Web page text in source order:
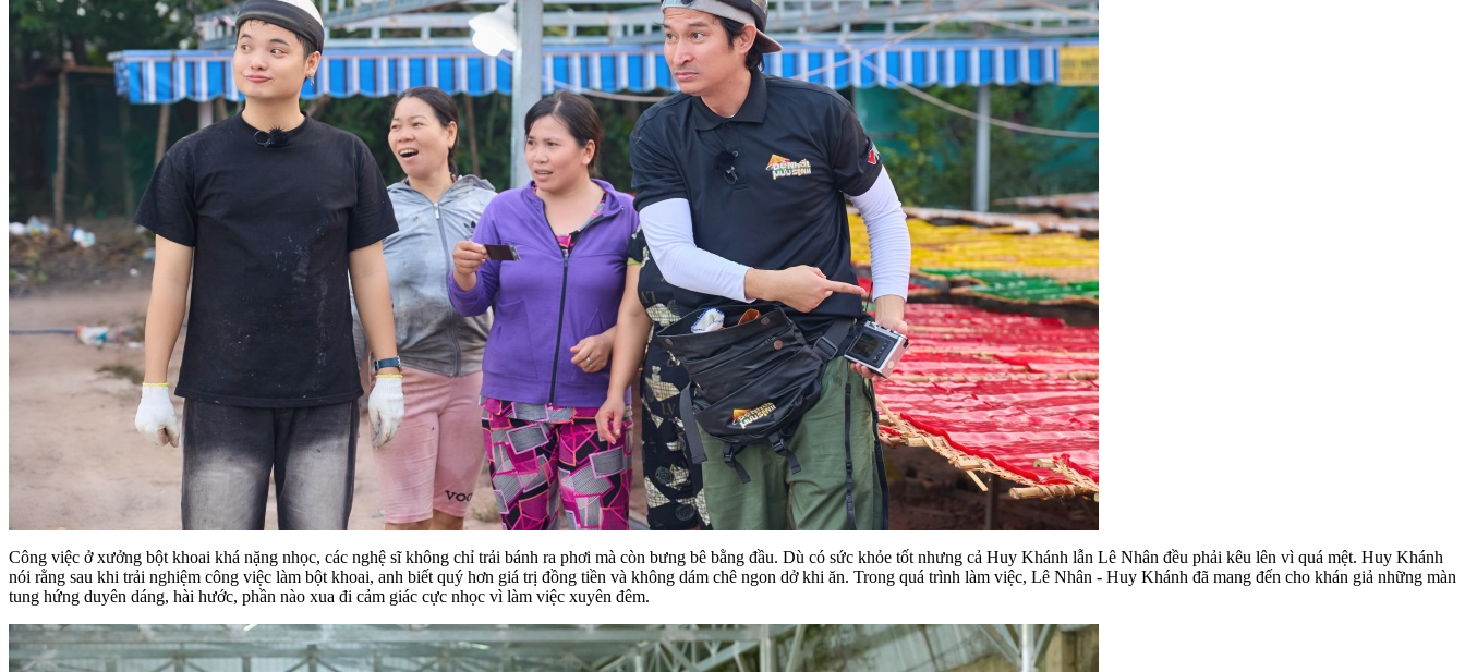
Công việc ở xưởng bột khoai khá nặng nhọc, các nghệ sĩ không chỉ trải bánh ra phơi mà còn bưng bê bằng đầu. Dù có sức khỏe tốt nhưng cả Huy Khánh lẫn Lê Nhân đều phải kêu lên vì quá mệt. Huy Khánh
nói rằng sau khi trải nghiệm công việc làm bột khoai, anh biết quý hơn giá trị đồng tiền và không dám chê ngon dở khi ăn. Trong quá trình làm việc, Lê Nhân - Huy Khánh đã mang đến cho khán giả những màn
tung hứng duyên dáng, hài hước, phần nào xua đi cảm giác cực nhọc vì làm việc xuyên đêm.